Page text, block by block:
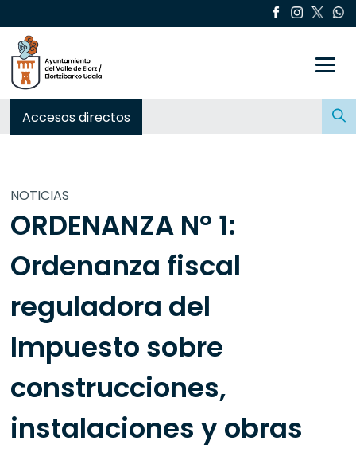
Accesos directos
Buscar:
NOTICIAS
ORDENANZA Nº 1:
Ordenanza fiscal
reguladora del
Impuesto sobre
construcciones,
instalaciones y obras